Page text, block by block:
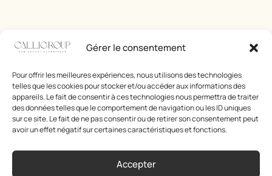
Gérer le consentement
Pour offrir les meilleures expériences, nous utilisons des technologies
telles que les cookies pour stocker et/ou accéder aux informations des
appareils. Le fait de consentir à ces technologies nous permettra de traiter
des données telles que le comportement de navigation ou les ID uniques
sur ce site. Le fait de ne pas consentir ou de retirer son consentement peut
avoir un effet négatif sur certaines caractéristiques et fonctions.
Accepter